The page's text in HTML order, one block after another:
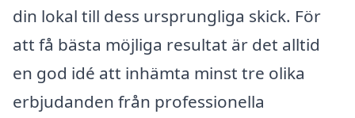
din lokal till dess ursprungliga skick. För
att få bästa möjliga resultat är det alltid
en god idé att inhämta minst tre olika
erbjudanden från professionella